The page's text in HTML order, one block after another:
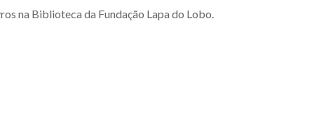
na Biblioteca da Fundação Lapa do Lobo.